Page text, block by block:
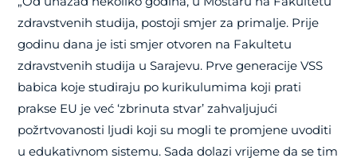
zdravstvenih studija, postoji smjer za primalje. Prije
godinu dana je isti smjer otvoren na Fakultetu
zdravstvenih studija u Sarajevu. Prve generacije VSS
babica koje studiraju po kurikulumima koji prati
prakse EU je već ‘zbrinuta stvar’ zahvaljujući
požrtvovanosti ljudi koji su mogli te promjene uvoditi
u edukativnom sistemu. Sada dolazi vrijeme da se tim